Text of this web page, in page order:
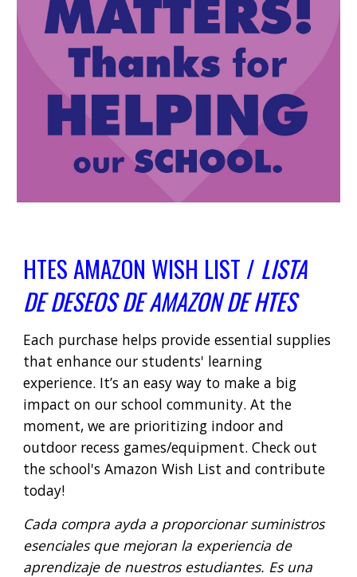
HTES AMAZON WISH LIST / LISTA
DE DESEOS DE AMAZON DE HTES
Each purchase helps provide essential supplies
that enhance our students' learning
experience. It’s an easy way to make a big
impact on our school community. At the
moment, we are prioritizing indoor and
outdoor recess games/equipment. Check out
the school's Amazon Wish List and contribute
today!
Cada compra ayda a proporcionar suministros
esenciales que mejoran la experiencia de
aprendizaje de nuestros estudiantes. Es una